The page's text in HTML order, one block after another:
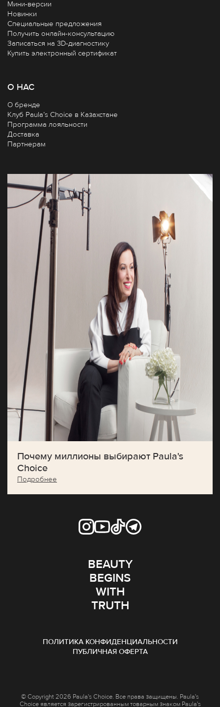
Мини-версии
Новинки
Специальные предложения
Получить онлайн-консультацию
Записаться на 3D-диагностику
Купить электронный сертификат
О НАС
О бренде
Клуб Paula’s Choice в Казахстане
Программа лояльности
Доставка
Партнерам
Почему миллионы выбирают Paula's
Choice
Подробнее
BEAUTY
BEGINS
WITH
TRUTH
ПОЛИТИКА КОНФИДЕНЦИАЛЬНОСТИ
ПУБЛИЧНАЯ ОФЕРТА
© Copyright 2026 Paula's Choice. Все права защищены. Paula's
Choice является зарегистрированным товарным знаком Paula's